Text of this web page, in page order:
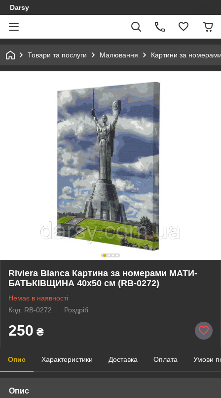
Darsy
Товари та послуги Малювання Картини за
Riviera Blanca Картина за номерами МАТИ-
БАТЬКІВЩИНА 40x50 см (RB-0272)
Немає в наявності
Код: RB-0272
Роздріб
250 ₴
Опис Характеристики Доставка Оплата Умови
Опис